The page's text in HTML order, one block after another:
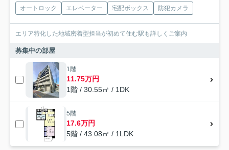
オートロック エレベーター 宅配ボックス 防犯カメラ
エリア特化した地域密着型担当が初めて住む駅も詳しくご案内
募集中の部屋
1階
11.75万円
1階 / 30.55㎡ / 1DK
5階
17.6万円
5階 / 43.08㎡ / 1LDK